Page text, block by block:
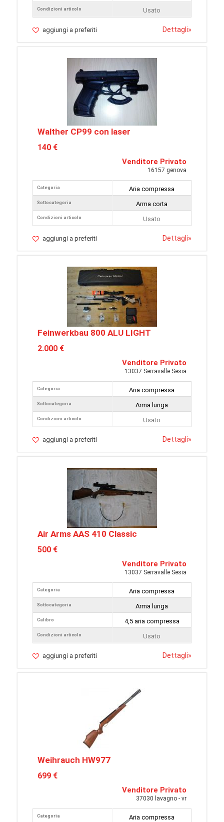
Condizioni articolo
Usato
aggiungi a preferiti Dettagli»
Walther CP99 con laser
140 €
Venditore Privato
16157 genova
Categoria
Sottocategoria
Condizioni articolo
Aria compressa
Arma corta
Usato
aggiungi a preferiti Dettagli»
Feinwerkbau 800 ALU LIGHT
2.000 €
Venditore Privato
13037 Serravalle Sesia
Categoria
Sottocategoria
Condizioni articolo
Aria compressa
Arma lunga
Usato
aggiungi a preferiti Dettagli»
Air Arms AAS 410 Classic
500 €
Venditore Privato
13037 Serravalle Sesia
Categoria
Sottocategoria
Calibro
Condizioni articolo
Aria compressa
Arma lunga
4,5 aria compressa
Usato
aggiungi a preferiti Dettagli»
Weihrauch HW977
699 €
Venditore Privato
37030 lavagno - vr
Categoria Aria compressa